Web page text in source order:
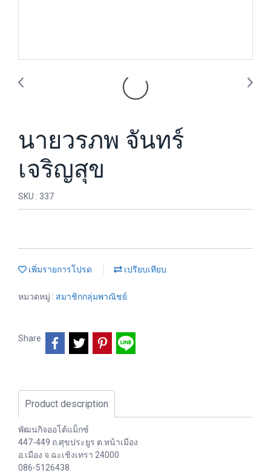
นายวรภพ จันทร์
เจริญสุข
SKU : 337
เพิ่มรายการโปรด เปรียบเทียบ
หมวดหมู่ : สมาชิกกลุ่มพาณิชย์
Share
Product description
พัฒนกิจออโต้แม็กซ์
447-449 ถ.ศุขประยูร ต.หน้าเมือง
อ.เมือง จ.ฉะเชิงเทรา 24000
086-5126438